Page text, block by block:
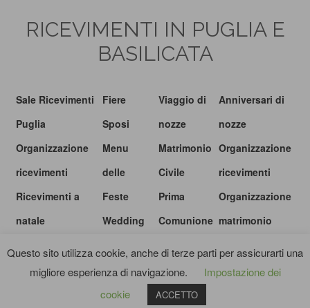
RICEVIMENTI IN PUGLIA E
BASILICATA
Sale Ricevimenti
Puglia
Organizzazione
ricevimenti
Ricevimenti a
natale
Fiere
Sposi
Menu
delle
Feste
Wedding
Viaggio di
nozze
Matrimonio
Civile
Prima
Comunione
Anniversari di
nozze
Organizzazione
ricevimenti
Organizzazione
matrimonio
© I RICEVIMENTI.IT |PRIVACY POLICY|TERMINI E CONDIZIONI
Questo sito utilizza cookie, anche di terze parti per assicurarti una
migliore esperienza di navigazione.
Impostazione dei
cookie
ACCETTO